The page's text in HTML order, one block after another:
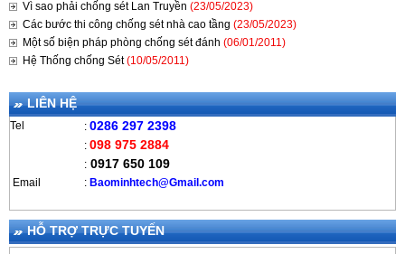
Vì sao phải chống sét Lan Truyền (23/05/2023)
Các bước thi công chống sét nhà cao tầng (23/05/2023)
Một số biện pháp phòng chống sét đánh (06/01/2011)
Hệ Thống chống Sét(10/05/2011)
LIÊN HỆ
Tel : 0286 297 2398
: 098 975 2884
: 0917 650 109
Email : Baominhtech@Gmail.com
HỖ TRỢ TRỰC TUYẾN